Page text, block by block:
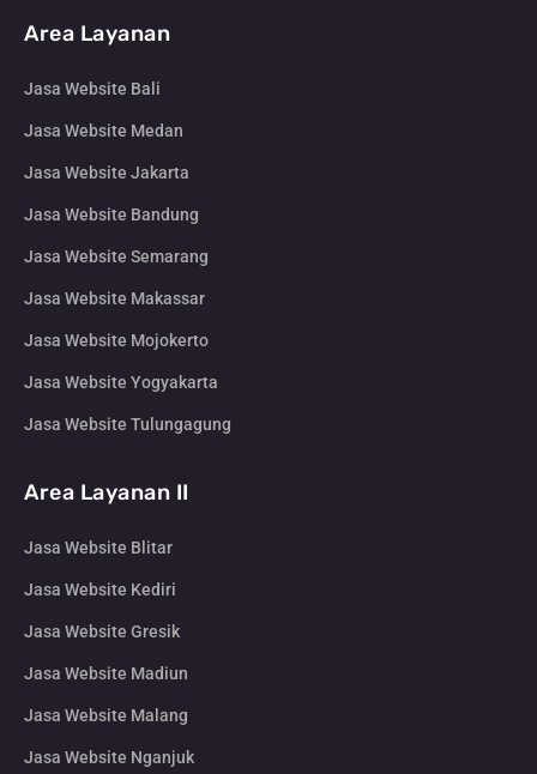
Area Layanan
Jasa Website Bali
Jasa Website Medan
Jasa Website Jakarta
Jasa Website Bandung
Jasa Website Semarang
Jasa Website Makassar
Jasa Website Mojokerto
Jasa Website Yogyakarta
Jasa Website Tulungagung
Area Layanan II
Jasa Website Blitar
Jasa Website Kediri
Jasa Website Gresik
Jasa Website Madiun
Jasa Website Malang
Jasa Website Nganjuk